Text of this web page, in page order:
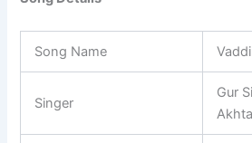
Song Name
Singer
Gur